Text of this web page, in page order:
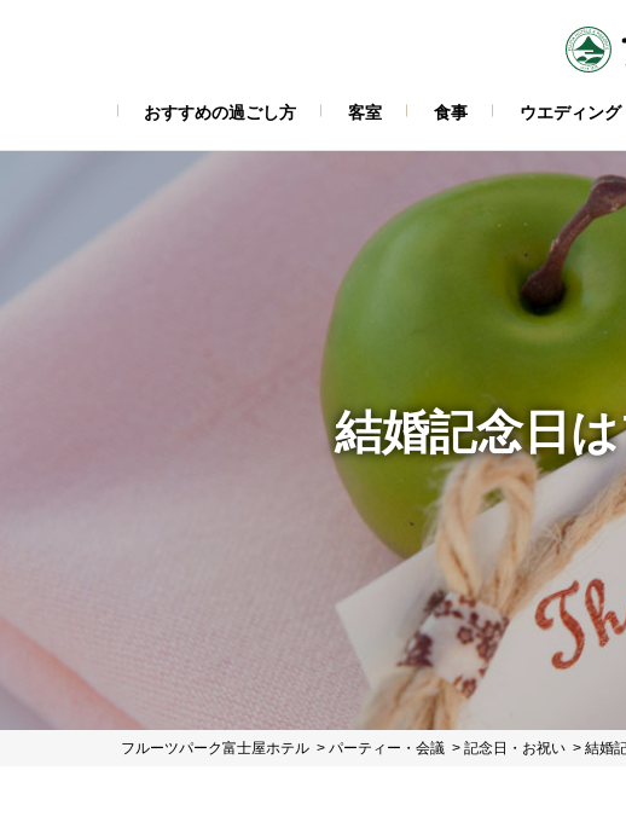
おすすめの過ごし方 客室 食事 ウエディング
結婚記念日
フルーツパーク富士屋ホテル パーティー・会議 記念日・お祝い 結婚